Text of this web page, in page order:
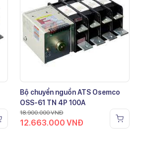
Bộ chuyển nguồn ATS Osemco
OSS-61 TN 4P 100A
18.900.000VNĐ
12.663.000VNĐ